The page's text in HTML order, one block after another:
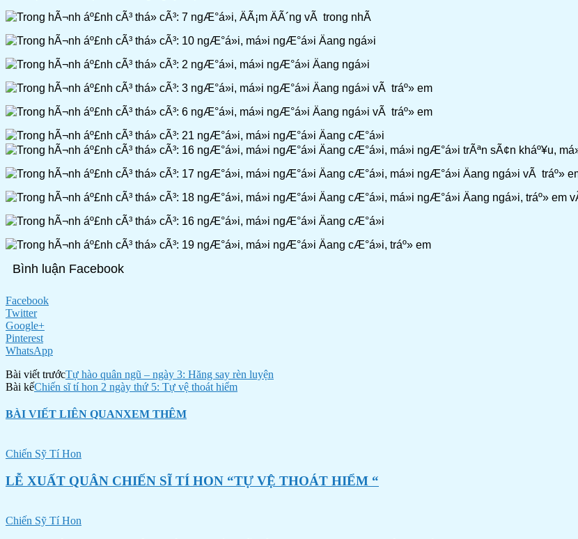
Bình luận Facebook
Facebook
Twitter
Google+
Pinterest
WhatsApp
Bài viết trướcTự hào quân ngũ – ngày 3: Hăng say rèn luyện
Bài kếChiến sĩ tí hon 2 ngày thứ 5: Tự vệ thoát hiểm
BÀI VIẾT LIÊN QUANXEM THÊM
Chiến Sỹ Tí Hon
LỄ XUẤT QUÂN CHIẾN SĨ TÍ HON “TỰ VỆ THOÁT HIỂM “
Chiến Sỹ Tí Hon